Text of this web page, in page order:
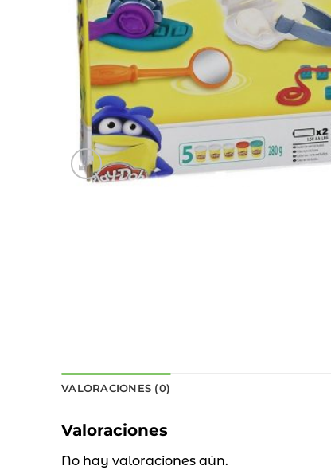
VALORACIONES (0)
Valoraciones
No hay valoraciones aún.